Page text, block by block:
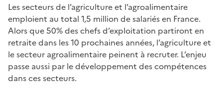
Les secteurs de l’agriculture et l’agroalimentaire
emploient au total 1,5 million de salariés en France.
Alors que 50% des chefs d’exploitation partiront en
retraite dans les 10 prochaines années, l’agriculture et
le secteur agroalimentaire peinent à recruter. L’enjeu
passe aussi par le développement des compétences
dans ces secteurs.